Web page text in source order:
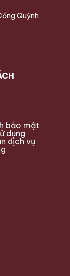
Quỳnh,
bảo mật
dụng
dịch vụ